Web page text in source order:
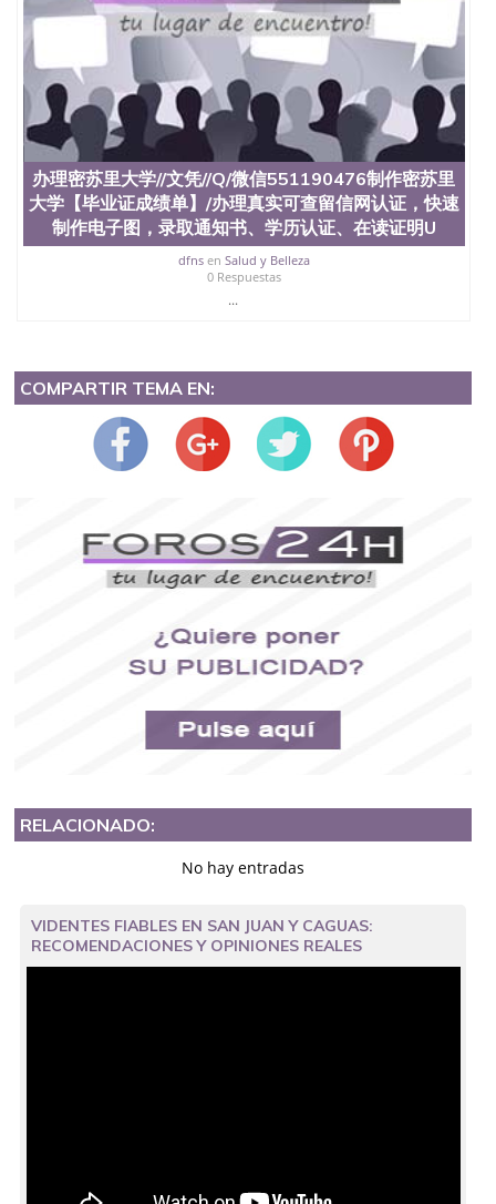
办理密苏里大学//文凭//Q/微信551190476制作密苏里
大学【毕业证成绩单】/办理真实可查留信网认证，快速
制作电子图，录取通知书、学历认证、在读证明U
dfnsen Salud y Belleza
0 Respuestas
...
COMPARTIR TEMA EN:
RELACIONADO:
No hay entradas
VIDENTES FIABLES EN SAN JUAN Y CAGUAS:
RECOMENDACIONES Y OPINIONES REALES